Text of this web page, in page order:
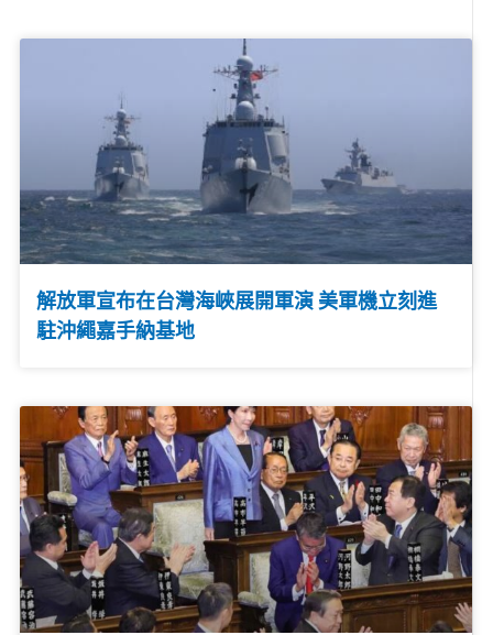
解放軍宣布在台灣海峽展開軍演 美軍機立刻進
駐沖繩嘉手納基地